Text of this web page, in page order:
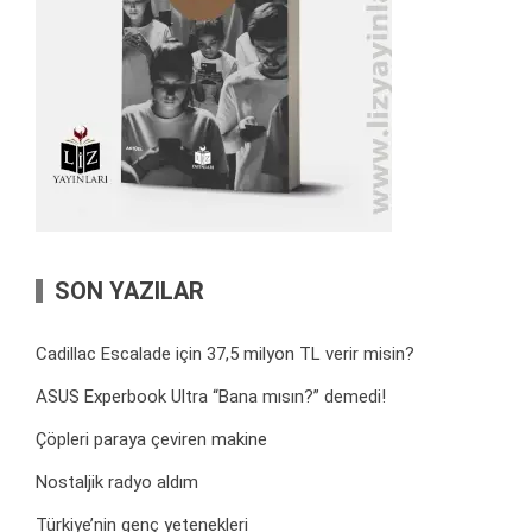
SON YAZILAR
Cadillac Escalade için 37,5 milyon TL verir misin?
ASUS Experbook Ultra “Bana mısın?” demedi!
Çöpleri paraya çeviren makine
Nostaljik radyo aldım
Türkiye’nin genç yetenekleri